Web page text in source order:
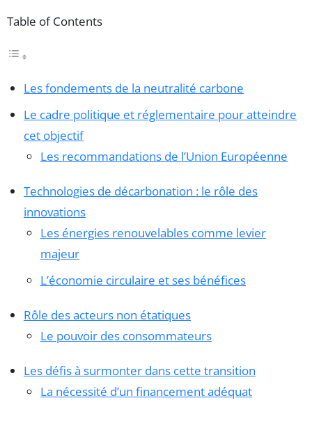
Table of Contents
Les fondements de la neutralité carbone
Le cadre politique et réglementaire pour atteindre
cet objectif
Les recommandations de l’Union Européenne
Technologies de décarbonation : le rôle des
innovations
Les énergies renouvelables comme levier
majeur
L’économie circulaire et ses bénéfices
Rôle des acteurs non étatiques
Le pouvoir des consommateurs
Les défis à surmonter dans cette transition
La nécessité d’un financement adéquat